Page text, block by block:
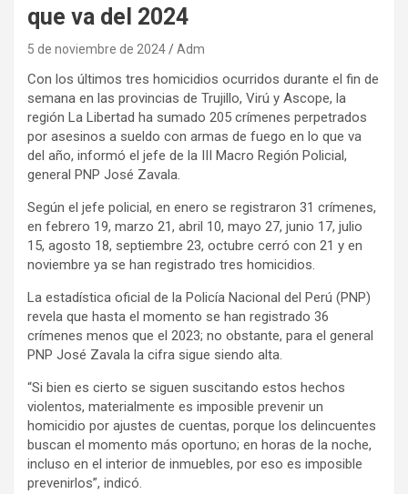
que va del 2024
5 de noviembre de 2024 Adm
Con los últimos tres homicidios ocurridos durante el fin de
semana en las provincias de Trujillo, Virú y Ascope, la
región La Libertad ha sumado 205 crímenes perpetrados
por asesinos a sueldo con armas de fuego en lo que va
del año, informó el jefe de la III Macro Región Policial,
general PNP José Zavala.
Según el jefe policial, en enero se registraron 31 crímenes,
en febrero 19, marzo 21, abril 10, mayo 27, junio 17, julio
15, agosto 18, septiembre 23, octubre cerró con 21 y en
noviembre ya se han registrado tres homicidios.
La estadística oficial de la Policía Nacional del Perú (PNP)
revela que hasta el momento se han registrado 36
crímenes menos que el 2023; no obstante, para el general
PNP José Zavala la cifra sigue siendo alta.
“Si bien es cierto se siguen suscitando estos hechos
violentos, materialmente es imposible prevenir un
homicidio por ajustes de cuentas, porque los delincuentes
buscan el momento más oportuno; en horas de la noche,
incluso en el interior de inmuebles, por eso es imposible
prevenirlos”, indicó.